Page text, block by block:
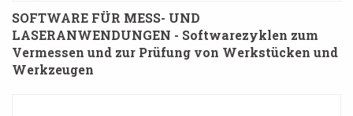
SOFTWARE FÜR MESS- UND
LASERANWENDUNGEN - Softwarezyklen zum
Vermessen und zur Prüfung von Werkstücken und
Werkzeugen